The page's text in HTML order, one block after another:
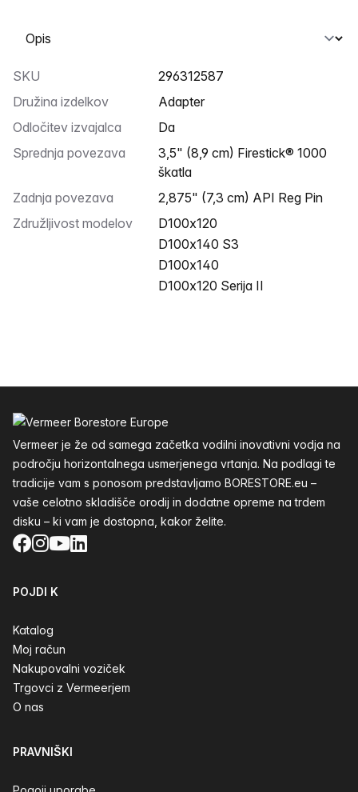
Izberite zavihek
SKU
296312587
Družina izdelkov
Adapter
Odločitev izvajalca
Da
Sprednja povezava
3,5" (8,9 cm) Firestick® 1000
škatla
Zadnja povezava
2,875" (7,3 cm) API Reg Pin
Združljivost modelov
D100x120
D100x140 S3
D100x140
D100x120 Serija II
Vermeer je že od samega začetka vodilni inovativni vodja na
področju horizontalnega usmerjenega vrtanja. Na podlagi te
tradicije vam s ponosom predstavljamo BORESTORE.eu –
vaše celotno skladišče orodij in dodatne opreme na trdem
disku – ki vam je dostopna, kakor želite.
Facebook
Instagram
YouTube
LinkedIn
POJDI K
Katalog
Moj račun
Nakupovalni voziček
Trgovci z Vermeerjem
O nas
PRAVNIŠKI